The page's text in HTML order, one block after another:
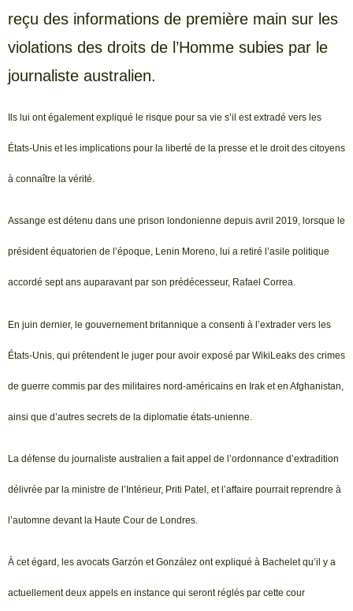
reçu des informations de première main sur les
violations des droits de l’Homme subies par le
journaliste australien.
Ils lui ont également expliqué le risque pour sa vie s’il est extradé vers les
États-Unis et les implications pour la liberté de la presse et le droit des citoyens
à connaître la vérité.
Assange est détenu dans une prison londonienne depuis avril 2019, lorsque le
président équatorien de l’époque, Lenin Moreno, lui a retiré l’asile politique
accordé sept ans auparavant par son prédécesseur, Rafael Correa.
En juin dernier, le gouvernement britannique a consenti à l’extrader vers les
États-Unis, qui prétendent le juger pour avoir exposé par WikiLeaks des crimes
de guerre commis par des militaires nord-américains en Irak et en Afghanistan,
ainsi que d’autres secrets de la diplomatie états-unienne.
La défense du journaliste australien a fait appel de l’ordonnance d’extradition
délivrée par la ministre de l’Intérieur, Priti Patel, et l’affaire pourrait reprendre à
l’automne devant la Haute Cour de Londres.
À cet égard, les avocats Garzón et González ont expliqué à Bachelet qu’il y a
actuellement deux appels en instance qui seront réglés par cette cour